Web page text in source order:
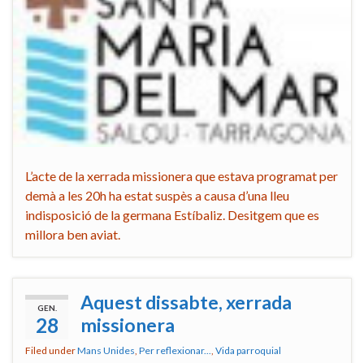
L’acte de la xerrada missionera que estava programat per
demà a les 20h ha estat suspès a causa d’una lleu
indisposició de la germana Estíbaliz. Desitgem que es
millora ben aviat.
GEN.
28
Aquest dissabte, xerrada
missionera
Filed underMans Unides, Per reflexionar..., Vida parroquial